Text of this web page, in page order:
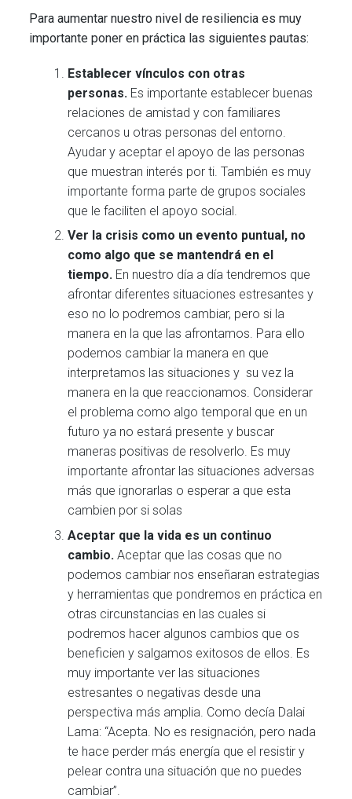
Para aumentar nuestro nivel de resiliencia es muy
importante poner en práctica las siguientes pautas:
Establecer vínculos con otras
personas. Es importante establecer buenas
relaciones de amistad y con familiares
cercanos u otras personas del entorno.
Ayudar y aceptar el apoyo de las personas
que muestran interés por ti. También es muy
importante forma parte de grupos sociales
que le faciliten el apoyo social.
Ver la crisis como un evento puntual, no
como algo que se mantendrá en el
tiempo. En nuestro día a día tendremos que
afrontar diferentes situaciones estresantes y
eso no lo podremos cambiar, pero si la
manera en la que las afrontamos. Para ello
podemos cambiar la manera en que
interpretamos las situaciones y su vez la
manera en la que reaccionamos. Considerar
el problema como algo temporal que en un
futuro ya no estará presente y buscar
maneras positivas de resolverlo. Es muy
importante afrontar las situaciones adversas
más que ignorarlas o esperar a que esta
cambien por si solas
Aceptar que la vida es un continuo
cambio.Aceptar que las cosas que no
podemos cambiar nos enseñaran estrategias
y herramientas que pondremos en práctica en
otras circunstancias en las cuales si
podremos hacer algunos cambios que os
beneficien y salgamos exitosos de ellos. Es
muy importante ver las situaciones
estresantes o negativas desde una
perspectiva más amplia. Como decía Dalai
Lama: “Acepta. No es resignación, pero nada
te hace perder más energía que el resistir y
pelear contra una situación que no puedes
cambiar”.